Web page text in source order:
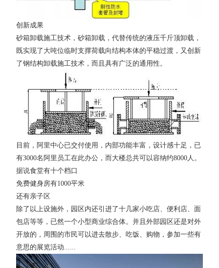
创新成果
砂箱卸载施工技术，砂箱卸载，代替传统的液压千斤顶卸载，
既实现了大吨位临时支撑荷载向结构本体的平稳过渡，又创新
了钢结构卸载施工技术，而且具有广泛的通用性。
目前，阿里中心已交付使用，内部功能丰富，设计感十足，已
有3000名阿里员工在此办公，而大楼总共可以容纳约8000人。
据说食堂有十个档口
免费健身房有1000平米
还有亲子区
除了以上设施外，园区内还引进了十几家小吃店、便利店、面
包店等等，已然一个小型商业综合体。并且外部园区还是对外
开放的，周围的市民可以进去散步、吃饭、购物，参加一些有
意思的展览活动......